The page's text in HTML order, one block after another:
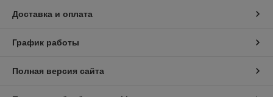
Доставка и оплата
График работы
Полная версия сайта